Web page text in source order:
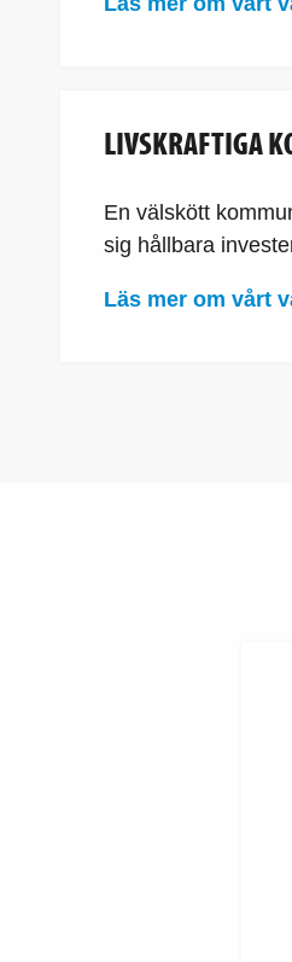
LIVSKRAFTIGA
En välskött
sig hållbara
Läs mer om vårt